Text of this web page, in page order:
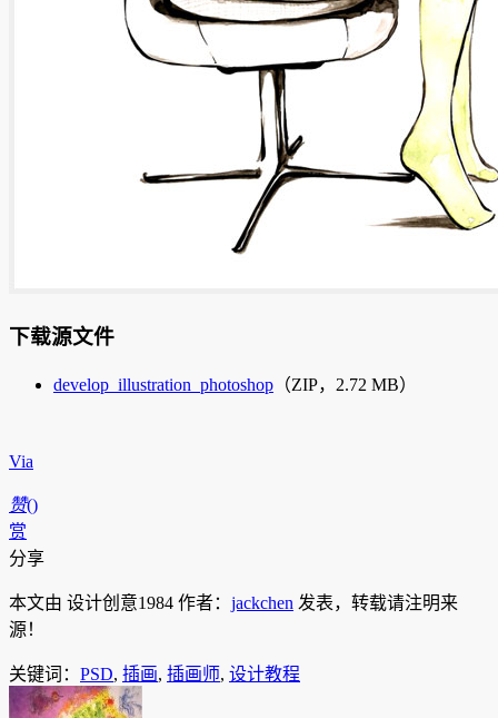
下载源文件
develop_illustration_photoshop （ZIP，2.72 MB）
Via
赞()
赏
分享
本文由 设计创意1984 作者： jackchen 发表，转载请注明来
源！
关键词： PSD, 插画, 插画师, 设计教程